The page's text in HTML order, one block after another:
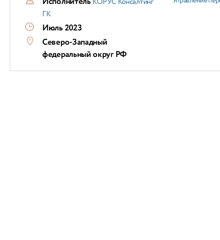
ГК
Июль 2023
Северо-Западный
федеральный округ РФ